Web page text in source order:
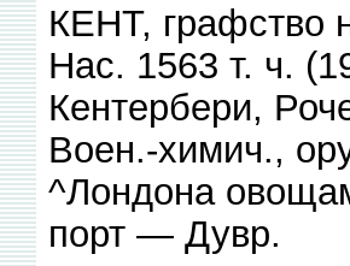
КЕНТ, графство
Нас. 1563 т. ч.
Кентербери,
Воен.-химич.,
^Лондона
порт — Дувр.